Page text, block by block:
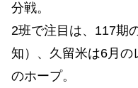
分戦。
2班で注目は、117期
知）、久留米は6月の
のホープ。